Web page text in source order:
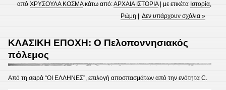
απόΧΡΥΣΟΥΛΑ ΚΟΣΜΑκάτω από:ΑΡΧΑΙΑ ΙΣΤΟΡΙΑ| με ετικέτα Ιστορία,
Ρώμη |Δεν υπάρχουν σχόλια »
ΚΛΑΣΙΚΗ ΕΠΟΧΗ: Ο Πελοποννησιακός
πόλεμος
Από τη σειρά “ΟΙ ΕΛΛΗΝΕΣ”, επιλογή αποσπασμάτων από την ενότητα C.